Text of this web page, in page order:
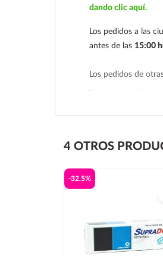
dando clic aquí.
Los pedidos a las
antes de las 15:00
Los pedidos de
Tenemos dos
deben realizarse
En los
productos
, ya
envían en una
Los envíos se
fines de semana.El
4 OTROS
-32.5%